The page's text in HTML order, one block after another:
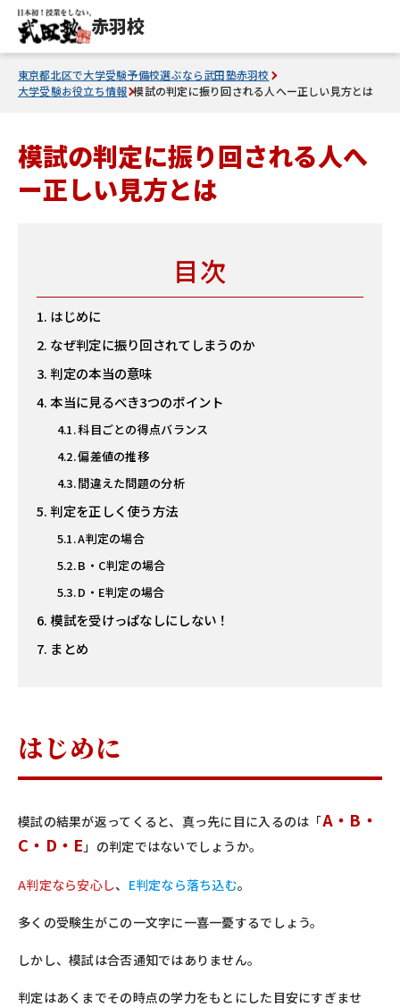
赤羽校
東京都北区で大学受験予備校選ぶなら武田塾赤羽校
大学受験お役立ち情報 模試の判定に振り回される人へー正しい見方とは
模試の判定に振り回される人へ
ー正しい見方とは
目次
はじめに
なぜ判定に振り回されてしまうのか
判定の本当の意味
本当に見るべき3つのポイント
科目ごとの得点バランス
偏差値の推移
間違えた問題の分析
判定を正しく使う方法
A判定の場合
B・C判定の場合
D・E判定の場合
模試を受けっぱなしにしない！
まとめ
はじめに
模試の結果が返ってくると、真っ先に目に入るのは「A・B・
C・D・E」の判定ではないでしょうか。
A判定なら安心し、 E判定なら落ち込む。
多くの受験生がこの一文字に一喜一憂するでしょう。
しかし、模試は合否通知ではありません。
判定はあくまでその時点の学力をもとにした目安にすぎませ